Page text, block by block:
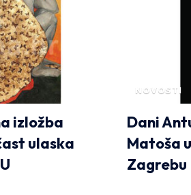
izložba
ulaska
NOVOSTI
Dani
Matoša
Zagrebu